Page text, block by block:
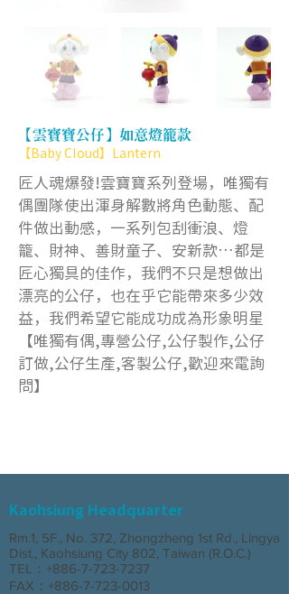
【雲寶寶公仔】如意燈籠款
【Baby Cloud】Lantern
匠人魂爆發!雲寶寶系列登場，唯獨有
偶團隊使出渾身解數將角色動態、配
件做出動感，一系列包刮衝浪、燈
籠、財神、善財童子、安新款…都是
匠心獨具的佳作，我們不只是想做出
漂亮的公仔，也在乎它能帶來多少效
益，我們希望它能成功成為形象明星
【唯獨有偶,專營公仔,公仔製作,公仔
訂做,公仔生產,客製公仔,歡迎來電詢
問】
Kaohsiung Headquarter
Rm.1, 5F., No. 372, Zhongzheng 1st Rd., Lingya
Dist., Kaohsiung City 802, Taiwan (R.O.C.)
TEL：+886-7-723-7237
FAX：+886-7-723-0013